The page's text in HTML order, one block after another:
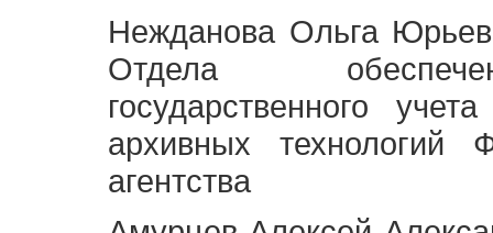
Нежданова Ольга
Отдела
государственного
архивных технологий
агентства